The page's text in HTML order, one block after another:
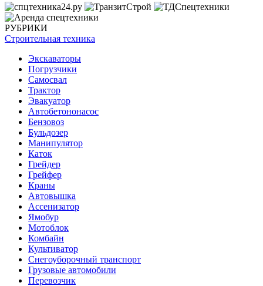
РУБРИКИ
Строительная техника
Экскаваторы
Погрузчики
Самосвал
Трактор
Эвакуатор
Автобетононасос
Бензовоз
Бульдозер
Манипулятор
Каток
Грейдер
Грейфер
Краны
Автовышка
Ассенизатор
Ямобур
Мотоблок
Комбайн
Культиватор
Снегоуборочный транспорт
Грузовые автомобили
Перевозчик